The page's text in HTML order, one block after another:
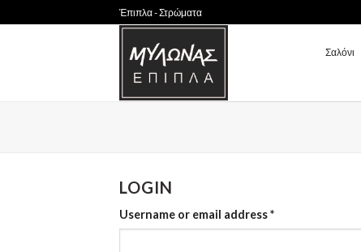
to
Έπιπλα - Στρώματα
Σαλόνι
LOGIN
Username or email address*